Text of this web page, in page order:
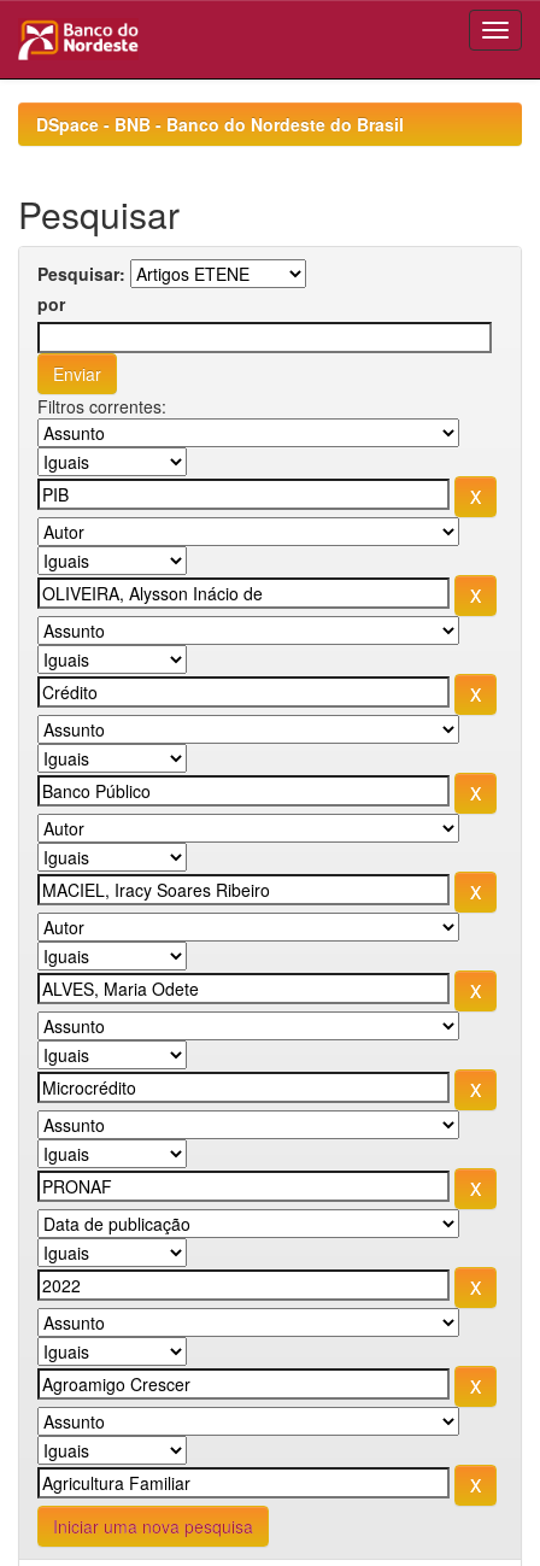
navigationDSpace - BNB - Banco do Nordeste do Brasil
Pesquisar
Pesquisar:
por
Filtros correntes:
Iniciar uma nova pesquisa